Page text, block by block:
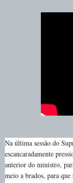
Na última sessão do
escancaradamente
anterior do ministro,
meio a brados, para